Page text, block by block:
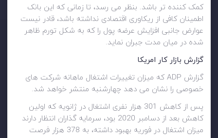
کمک کننده تر باشد. بنظر می رسد، تا زمانی که این بانک
اطمینان کافی از ریکاوری اقتصادی نداشته باشد، قادر نیست
عوارض جانبی افزایش عرضه پول را که به شکل تورم ظاهر
شده در میان مدت جبران نماید.
گزارش بازار کار امریکا
گزارش ADP که میزان تغییرات اشتغال ماهانه شرکت های
خصوصی را نشان می دهد چهارشنبه منتشر خواهد شد.
پس از کاهش 301 هزار نفری اشتغال در ژانویه که اولین
کاهش بعد از دسامبر 2020 بود، سرمایه گذاران انتظار دارند
میزان اشتغال در فوریه بهبود داشته، به 378 هزار فرصت